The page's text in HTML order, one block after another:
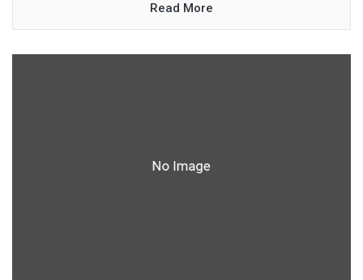
Read More